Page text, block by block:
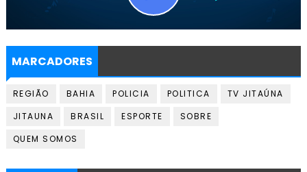
MARCADORES
REGIÃO BAHIA POLICIA POLITICA
TV JITAÚNA
JITAUNA
BRASIL ESPORTE
SOBRE
QUEM SOMOS